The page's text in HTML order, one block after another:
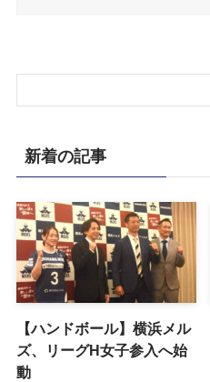
新着の記事
【ハンドボール】横浜メル
ズ、リーグH女子参入へ始
動